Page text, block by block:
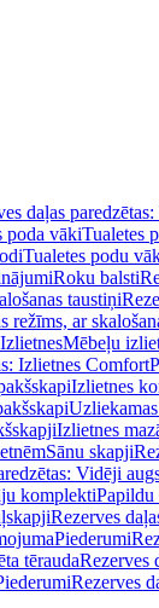
daļas
poda vākiTualetes
Tualetes podu
Roku balsti
taustiņi
režīms, ar
Mēbeļu
Izlietnes Comfort
Izlietnes
Izlietnes
Sānu skapji
Vidēji
komplektiPapildu
Rezerves
Piederumi
tēraudaRezerves
Rezerves